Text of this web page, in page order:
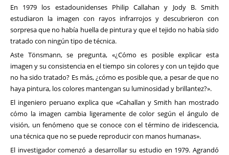
En 1979 los estadounidenses Philip Callahan y Jody B. Smith
estudiaron la imagen con rayos infrarrojos y descubrieron con
sorpresa que no había huella de pintura y que el tejido no había sido
tratado con ningún tipo de técnica.
Aste Tönsmann, se pregunta, «¿Cómo es posible explicar esta
imagen y su consistencia en el tiempo sin colores y con un tejido que
no ha sido tratado? Es más, ¿cómo es posible que, a pesar de que no
haya pintura, los colores mantengan su luminosidad y brillantez?».
El ingeniero peruano explica que «Cahallan y Smith han mostrado
cómo la imagen cambia ligeramente de color según el ángulo de
visión, un fenómeno que se conoce con el término de iridescencia,
una técnica que no se puede reproducir con manos humanas».
El investigador comenzó a desarrollar su estudio en 1979. Agrandó